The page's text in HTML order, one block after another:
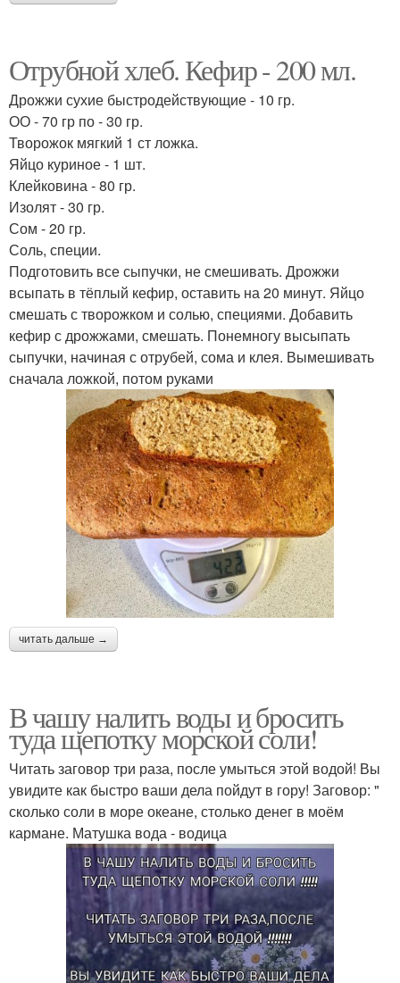
Отрубной хлеб. Кефир - 200 мл.
Дрожжи сухие быстродействующие - 10 гр.
ОО - 70 гр по - 30 гр.
Творожок мягкий 1 ст ложка.
Яйцо куриное - 1 шт.
Клейковина - 80 гр.
Изолят - 30 гр.
Сом - 20 гр.
Соль, специи.
Подготовить все сыпучки, не смешивать. Дрожжи
всыпать в тёплый кефир, оставить на 20 минут. Яйцо
смешать с творожком и солью, специями. Добавить
кефир с дрожжами, смешать. Понемногу высыпать
сыпучки, начиная с отрубей, сома и клея. Вымешивать
сначала ложкой, потом руками
читать дальше →
В чашу налить воды и бросить
туда щепотку морской соли!
Читать заговор три раза, после умыться этой водой! Вы
увидите как быстро ваши дела пойдут в гору! Заговор: "
сколько соли в море океане, столько денег в моём
кармане. Матушка вода - водица